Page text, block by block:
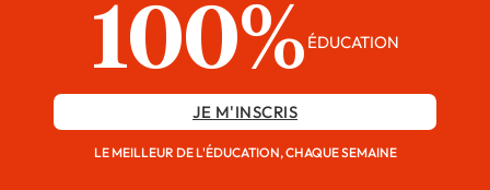
100% ÉDUCATION
JE M'INSCRIS
LE MEILLEUR DE L'ÉDUCATION, CHAQUE SEMAINE